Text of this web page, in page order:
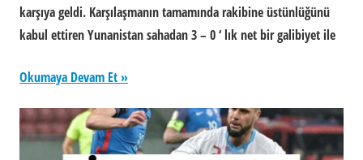
karşıya geldi. Karşılaşmanın tamamında rakibine üstünlüğünü
kabul ettiren Yunanistan sahadan 3 – 0 ‘ lık net bir galibiyet ile
Okumaya Devam Et